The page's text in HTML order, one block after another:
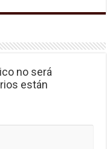
no será
están